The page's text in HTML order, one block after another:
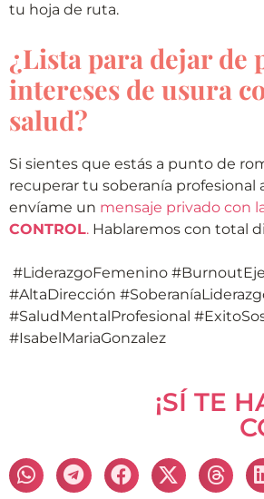
tu hoja de ruta.
¿Lista para dejar de
intereses de usura
salud?
Si sientes que estás a punto de
recuperar tu soberanía profesional
envíame un mensaje privado con
CONTROL. Hablaremos con total
#LiderazgoFemenino
#AltaDirección
#SaludMentalProfesional
#IsabelMariaGonzalez
¡SÍ TE